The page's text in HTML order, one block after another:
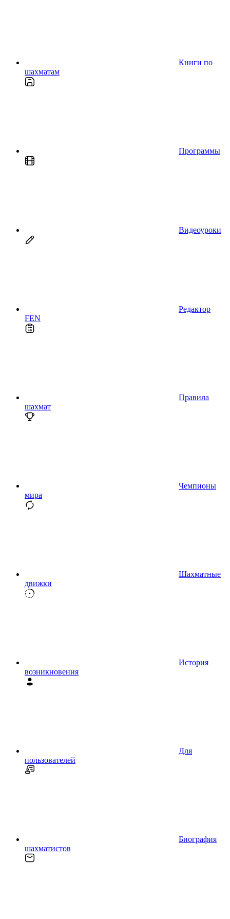
Книги по
шахматам
Программы
Видеоуроки
Редактор
FEN
Правила
шахмат
Чемпионы
мира
Шахматные
движки
История
возникновения
Для
пользователей
Биография
шахматистов